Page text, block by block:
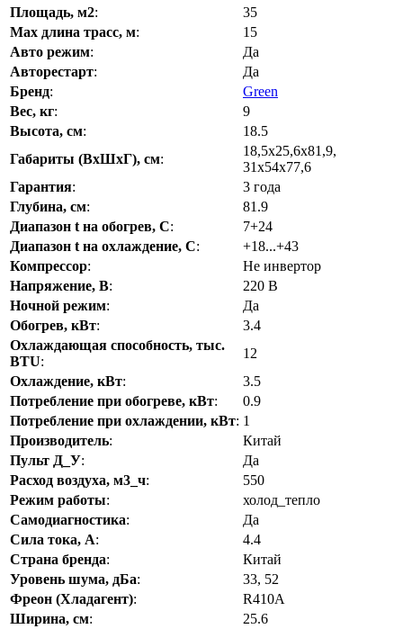
Площадь, м2:
35
Max длина трасс, м:
15
Авто режим:
Да
Авторестарт:
Да
Бренд:
Green
Вес, кг:
9
Высота, см:
18.5
Габариты (ВхШхГ), см:
18,5х25,6х81,9,
31х54х77,6
Гарантия:
3 года
Глубина, см:
81.9
Диапазон t на обогрев, С:
7+24
Диапазон t на охлаждение, С:
+18...+43
Компрессор:
Не инвертор
Напряжение, В:
220 В
Ночной режим:
Да
Обогрев, кВт:
3.4
Охлаждающая способность, тыс.
BTU:
12
Охлаждение, кВт:
3.5
Потребление при обогреве, кВт:
0.9
Потребление при охлаждении, кВт: 1
Производитель:
Китай
Пульт Д_У:
Да
Расход воздуха, м3_ч:
550
Режим работы:
холод_тепло
Самодиагностика:
Да
Сила тока, А:
4.4
Страна бренда:
Китай
Уровень шума, дБа:
33, 52
Фреон (Хладагент):
R410A
Ширина, см:
25.6